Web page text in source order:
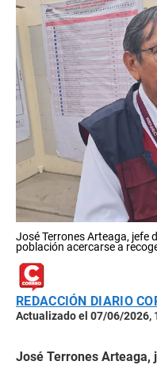
José Terrones Arteaga, jefe
población acercarse a
REDACCIÓN DIARIO
Actualizado el 07/06/2026,
José Terrones Arteaga,